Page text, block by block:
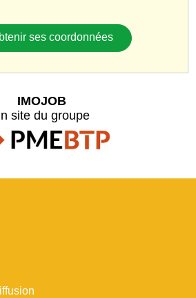
ses coordonnées
IMOJOB
site du groupe